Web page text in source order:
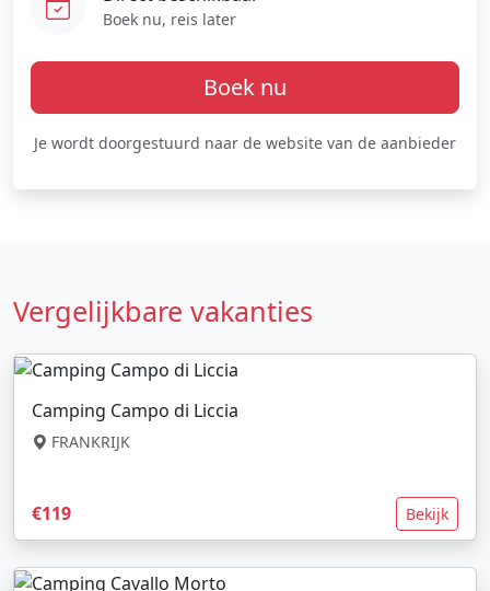
Boek nu, reis later
Boek nu
Je wordt doorgestuurd naar de website van de aanbieder
Vergelijkbare vakanties
Camping Campo di Liccia
FRANKRIJK
€119 Bekijk